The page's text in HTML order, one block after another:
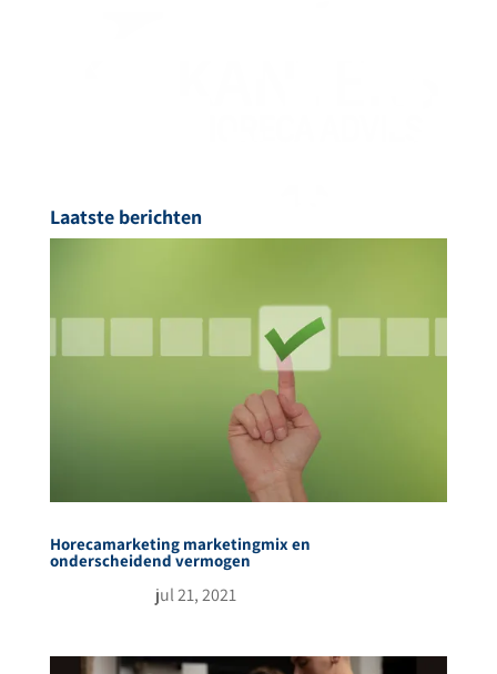
Laatste berichten
Horecamarketing marketingmix en
onderscheidend vermogen
jul 21, 2021